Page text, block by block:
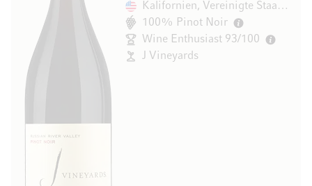
Kalifornien, Vereinigte Staaten
100% Pinot Noir
Wine Enthusiast 93/100
J Vineyards